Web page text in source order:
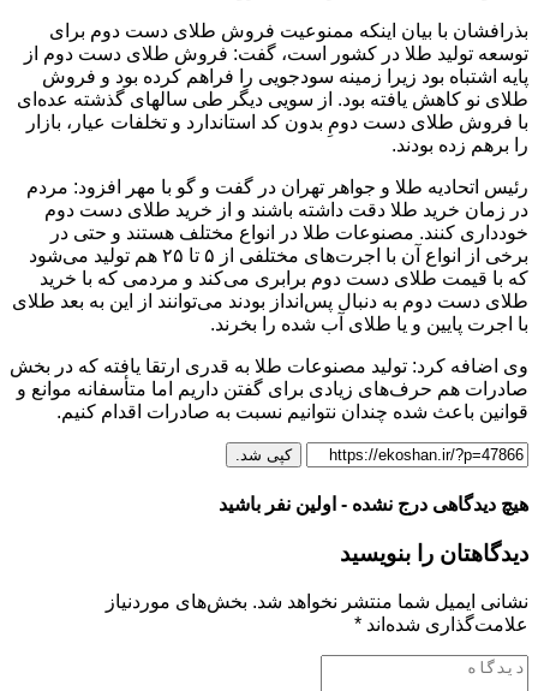
بذرافشان با بیان اینکه ممنوعیت فروش طلای دست دوم برای
توسعه تولید طلا در کشور است، گفت: فروش طلای دست دوم از
پایه اشتباه بود زیرا زمینه سودجویی را فراهم کرده بود و فروش
طلای نو کاهش یافته بود. از سویی دیگر طی سالهای گذشته عده‌ای
با فروش طلای دست دومِ بدون کد استاندارد و تخلفات عیار، بازار
را برهم زده بودند.
رئیس اتحادیه طلا و جواهر تهران در گفت و گو با مهر افزود: مردم
در زمان خرید طلا دقت داشته باشند و از خرید طلای دست دوم
خودداری کنند. مصنوعات طلا در انواع مختلف هستند و حتی در
برخی از انواع آن با اجرت‌های مختلفی از ۵ تا ۲۵ هم تولید می‌شود
که با قیمت طلای دست دوم برابری می‌کند و مردمی که با خرید
طلای دست دوم به دنبال پس‌انداز بودند می‌توانند از این به بعد طلای
با اجرت پایین و یا طلای آب شده را بخرند.
وی اضافه کرد: تولید مصنوعات طلا به قدری ارتقا یافته که در بخش
صادرات هم حرف‌های زیادی برای گفتن داریم اما متأسفانه موانع و
قوانین باعث شده چندان نتوانیم نسبت به صادرات اقدام کنیم.
کپی شد.
هیچ دیدگاهی درج نشده - اولین نفر باشید
دیدگاهتان را بنویسید
نشانی ایمیل شما منتشر نخواهد شد. بخش‌های موردنیاز
علامت‌گذاری شده‌اند *